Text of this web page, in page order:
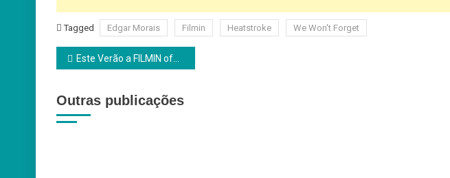
Tagged Edgar Morais Filmin Heatstroke We Won't Forget
Navegação
artigos
Este Verão a FILMIN oferece 3 meses pelo preço de 1
Outras publicações